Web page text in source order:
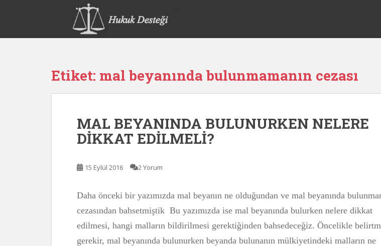
p
Etiket: mal beyanında bulunmamanın cezası
MAL BEYANINDA BULUNURKEN NELERE
DİKKAT EDİLMELİ?
15 Eylül 2016 2 Yorum
Daha önceki bir yazımızda mal beyanın ne olduğundan ve mal beyanında
cezasından bahsetmiştik Bu yazımızda ise mal beyanında bulurken nelere dikkat
edilmesi, hangi malların bildirilmesi gerektiğinden bahsedeceğiz. Öncelikle
gerekir, mal beyanında bulunurken beyanda bulunanın mülkiyetindeki malların ne